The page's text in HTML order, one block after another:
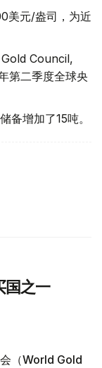
美元/盎司，为近
Gold Council,
第二季度全球央
备增加了15吨。
国之一
（World Gold